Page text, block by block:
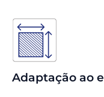
Adaptação ao